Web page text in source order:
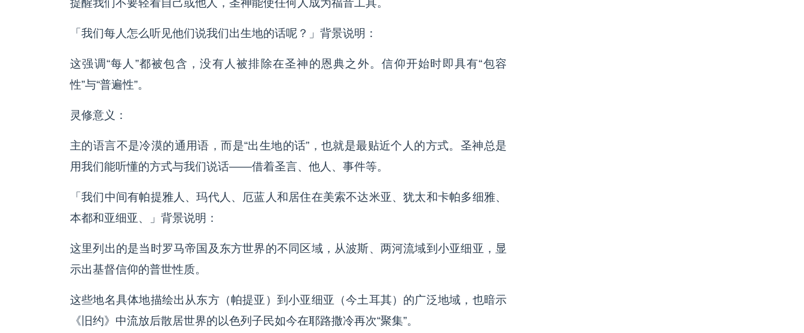
提醒我们不要轻看自己或他人，圣神能使任何人成为福音工具。
「我们每人怎么听见他们说我们出生地的话呢？」背景说明：
这强调“每人”都被包含，没有人被排除在圣神的恩典之外。信仰开始时即具有“包容
性”与“普遍性”。
灵修意义：
主的语言不是冷漠的通用语，而是“出生地的话”，也就是最贴近个人的方式。圣神总是
用我们能听懂的方式与我们说话——借着圣言、他人、事件等。
「我们中间有帕提雅人、玛代人、厄蓝人和居住在美索不达米亚、犹太和卡帕多细雅、
本都和亚细亚、」背景说明：
这里列出的是当时罗马帝国及东方世界的不同区域，从波斯、两河流域到小亚细亚，显
示出基督信仰的普世性质。
这些地名具体地描绘出从东方（帕提亚）到小亚细亚（今土耳其）的广泛地域，也暗示
《旧约》中流放后散居世界的以色列子民如今在耶路撒冷再次“聚集”。